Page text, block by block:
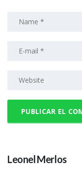
Leonel Merlos